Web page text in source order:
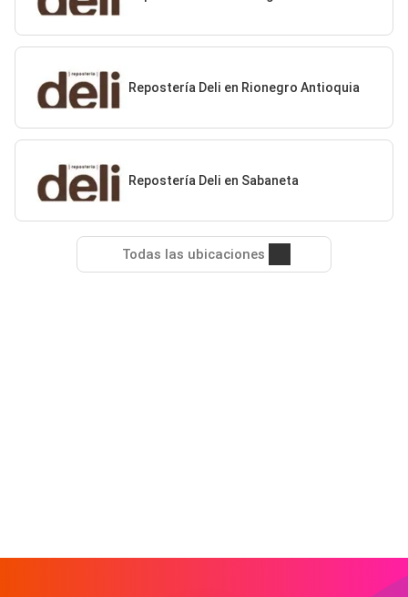
Repostería Deli en Rionegro Antioquia
Repostería Deli en Sabaneta
Todas las ubicaciones